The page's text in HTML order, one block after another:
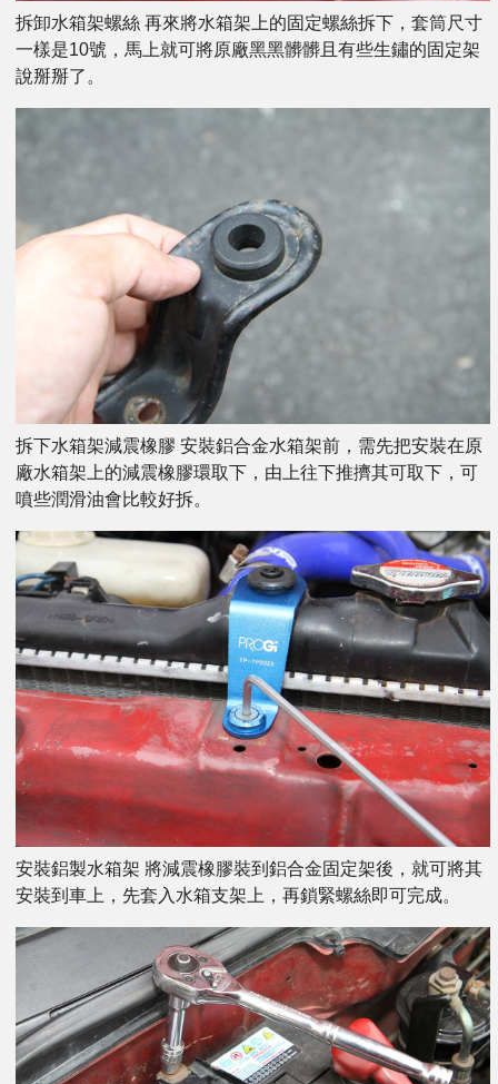
拆卸水箱架螺絲 再來將水箱架上的固定螺絲拆下，套筒尺寸
一樣是10號，馬上就可將原廠黑黑髒髒且有些生鏽的固定架
說掰掰了。
拆下水箱架減震橡膠 安裝鋁合金水箱架前，需先把安裝在原
廠水箱架上的減震橡膠環取下，由上往下推擠其可取下，可
噴些潤滑油會比較好拆。
安裝鋁製水箱架 將減震橡膠裝到鋁合金固定架後，就可將其
安裝到車上，先套入水箱支架上，再鎖緊螺絲即可完成。